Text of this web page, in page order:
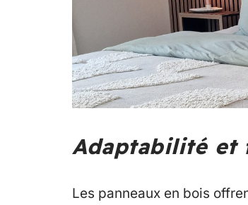
Adaptabilité et
Les panneaux en bois